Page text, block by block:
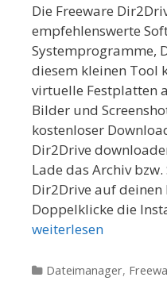
Die Freeware
empfehlenswerte
Systemprogramme,
diesem kleinen Tool
virtuelle Festplatten
Bilder und
kostenloser
Dir2Drive
Lade das Archiv
Dir2Drive auf
Doppelklicke die
weiterlesen
Kategorien
Dateimanager,